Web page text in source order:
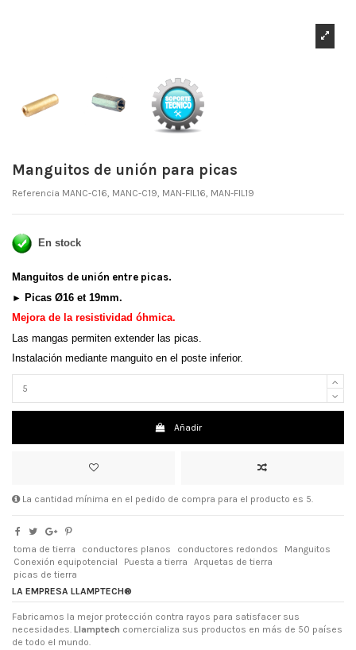
Manguitos de unión para picas
Referencia MANC-C16, MANC-C19, MAN-FIL16, MAN-FIL19
En stock
Manguitos de unión entre picas.
► Picas Ø16 et 19mm.
Mejora de la resistividad óhmica.
Las mangas permiten extender las picas.
Instalación mediante manguito en el poste inferior.
Añadir
La cantidad mínima en el pedido de compra para el producto es 5.
toma de tierra conductores planos conductores redondos
Manguitos
Conexión equipotencial
Puesta a tierra
Arquetas de tierra
picas de tierra
LA EMPRESA LLAMPTECH®
Fabricamos la mejor protección contra rayos para satisfacer sus
necesidades. Llamptech comercializa sus productos en más de 50 países
de todo el mundo.